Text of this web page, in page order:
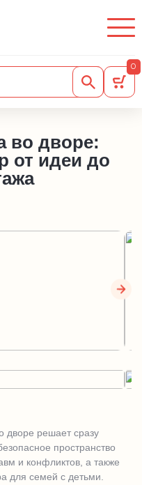
0
во дворе:
от идеи до
дворе решает сразу
пространство
и конфликтов, а также
для семей с детьми.